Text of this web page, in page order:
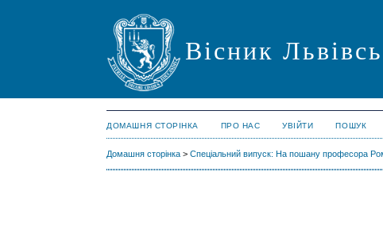
Вісник
ДОМАШНЯ СТОРІНКА ПРО НАС УВІЙТИ ПОШУК
Домашня сторінка >Спеціальний випуск: На пошану професора